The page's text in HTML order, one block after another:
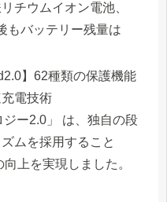
チウムイオン電池、
もバッテリー残量は
】62種類の保護機能
電技術
ジー2.0」 は、独自の段
ムを採用すること
上を実現しました。